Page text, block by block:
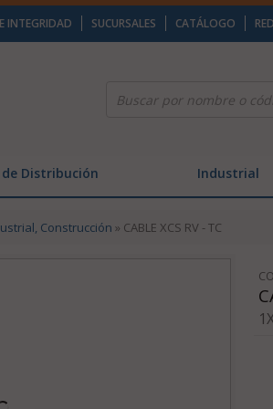
INTEGRIDAD SUCURSALES CATÁLOGO
de Distribución Industrial
Construcción » CABLE XCS RV - TC